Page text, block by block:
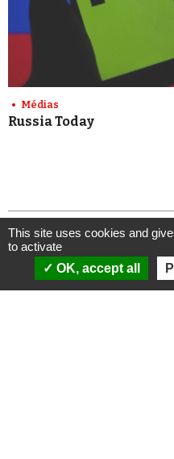
Médias
Russia Today
ANALYSES
This site uses cookies and
to activate
OK, accept all